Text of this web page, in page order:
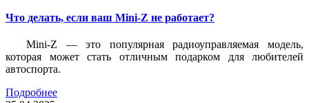
Что делать, если ваш Mini-Z не работает?
Mini-Z — это популярная радиоуправляемая модель,
которая может стать отличным подарком для любителей
автоспорта.
Подробнее